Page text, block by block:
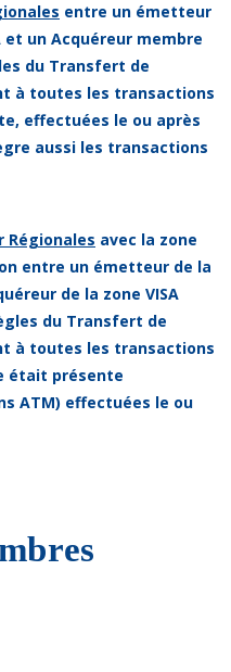
entre un émetteur
et un Acquéreur membre
du Transfert de
à toutes les transactions
effectuées le ou après
aussi les transactions
Régionales avec la zone
entre un émetteur de la
de la zone VISA
du Transfert de
à toutes les transactions
était présente
ATM) effectuées le ou